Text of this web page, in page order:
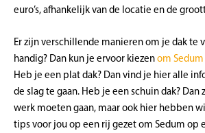
euro’s, afhankelijk van de locatie en de
Er zijn verschillende manieren om je dak te
handig? Dan kun je ervoor kiezenom
Heb je een plat dak? Dan vind je hier alle
de slag te gaan. Heb je een schuin dak? Dan
werk moeten gaan, maar ook hier hebben
tips voor jou op een rij gezet om Sedum op